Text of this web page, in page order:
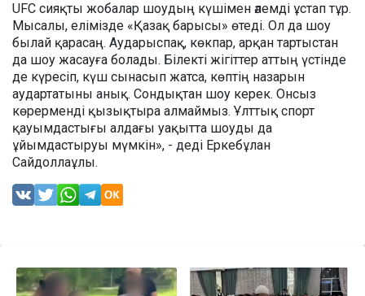
UFC сияқты жобалар шоудың күшімен әлемді ұстап тұр.
Мысалы, елімізде «Қазақ барысы» өтеді. Ол да шоу
былай қарасаң. Аударыспақ, көкпар, арқан тартыстан
да шоу жасауға болады. Білекті жігіттер аттың үстінде
де күресіп, күш сынасып жатса, көптің назарын
аудартатыны анық. Сондықтан шоу керек. Онсыз
көрерменді қызықтыра алмаймыз. Ұлттық спорт
қауымдастығы алдағы уақытта шоуды да
ұйымдастыруы мүмкін», - деді Еркебұлан
Сайдоллаұлы.